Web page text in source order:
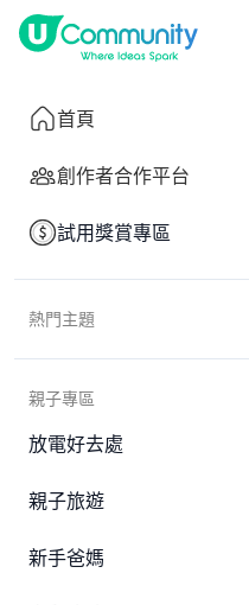
首頁
創作者合作平台
試用獎賞專區
熱門主題
親子專區
放電好去處
親子旅遊
新手爸媽